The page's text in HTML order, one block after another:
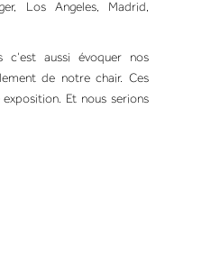
Los Angeles, Madrid,
aussi évoquer nos
de notre chair. Ces
Et nous serions